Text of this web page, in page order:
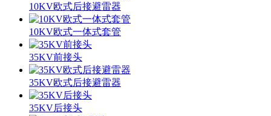
10KV欧式后接避雷器
10KV欧式一体式套管
35KV前接头
35KV欧式后接避雷器
35KV后接头